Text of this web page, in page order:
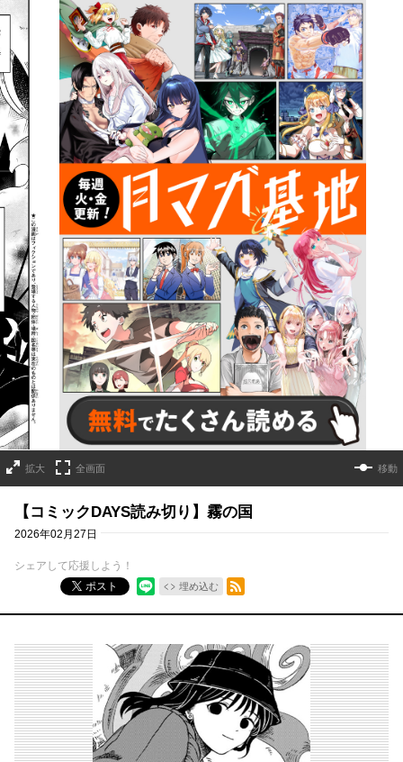
拡大 全画面 移動
【コミックDAYS読み切り】霧の国
2026年02月27日
シェアして応援しよう！
ポスト
埋め込む
RSSフィード